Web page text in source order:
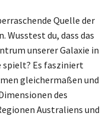
Quelle der
Wusstest du, dass das
unserer Galaxie in
Es fasziniert
gleichermaßen und
des
Australiens und